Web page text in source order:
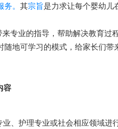
。 其宗旨是力求让每个婴幼儿
专业的指导，帮助解决教育过
地可学习的模式，给家长们
容
、护理专业或社会相应领域进